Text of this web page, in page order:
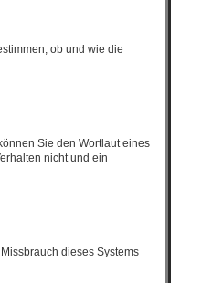
ob und wie die
Sie den Wortlaut eines
nicht und ein
dieses Systems